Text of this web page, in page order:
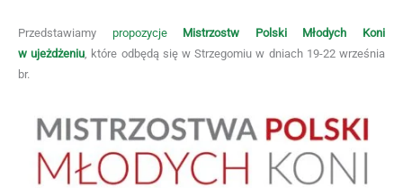
Przedstawiamy propozycje Mistrzostw Polski Młodych Koni
w ujeżdżeniu , które odbędą się w Strzegomiu w dniach 19-22 września
br.